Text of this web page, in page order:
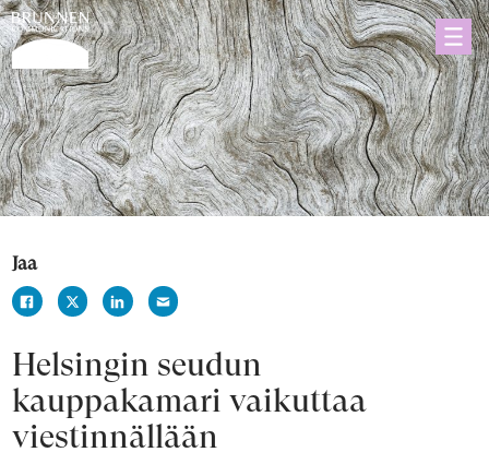
Jaa
Helsingin seudun
kauppakamari vaikuttaa
viestinnällään